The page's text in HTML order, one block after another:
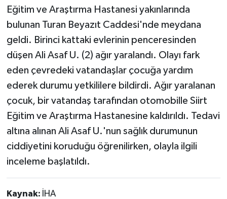
Eğitim ve Araştırma Hastanesi yakınlarında
bulunan Turan Beyazıt Caddesi'nde meydana
geldi. Birinci kattaki evlerinin penceresinden
düşen Ali Asaf U. (2) ağır yaralandı. Olayı fark
eden çevredeki vatandaşlar çocuğa yardım
ederek durumu yetkililere bildirdi. Ağır yaralanan
çocuk, bir vatandaş tarafından otomobille Siirt
Eğitim ve Araştırma Hastanesine kaldırıldı. Tedavi
altına alınan Ali Asaf U.'nun sağlık durumunun
ciddiyetini koruduğu öğrenilirken, olayla ilgili
inceleme başlatıldı.
Kaynak: İHA